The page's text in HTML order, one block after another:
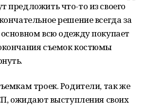
предложить что-то из своего
решение всегда за
всю одежду покупает
съемок костюмы
троек. Родители, так же
ожидают выступления своих